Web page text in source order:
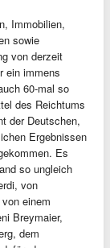
Immobilien,
sowie
von derzeit
ein immens
60-mal so
des Reichtums
der Deutschen,
Ergebnissen
Es
so ungleich
von
einem
Breymaier,
dem